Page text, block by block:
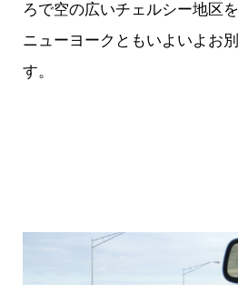
ろで空の広いチェルシー地区
ニューヨークともいよいよお
す。